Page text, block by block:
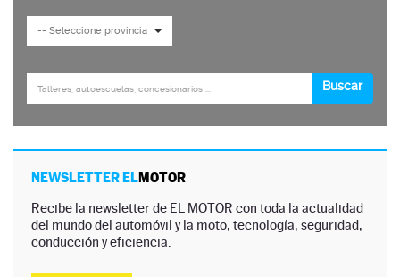
NEWSLETTER ELMOTOR
Recibe la newsletter de EL MOTOR con toda la actualidad
del mundo del automóvil y la moto, tecnología, seguridad,
conducción y eficiencia.